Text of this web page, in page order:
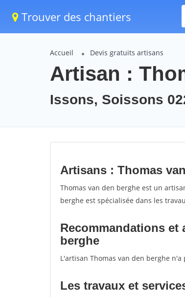
Trouver des chantiers
Accueil Devis gratuits artisans
Artisan :
Issons, Soissons
Artisans : Thomas
Thomas van den berghe est un
berghe est spécialisée dans les
Recommandations et
berghe
L'artisan Thomas van den berghe
Les travaux et